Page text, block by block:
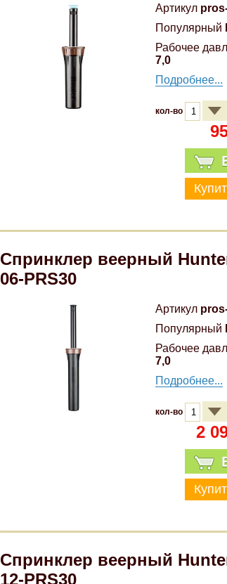
Артикул
Популярный
Рабочее
7,0
Подробнее...
кол-во
Спринклер веерный
06-PRS30
Артикул
Популярный
Рабочее
7,0
Подробнее...
кол-во
2
Спринклер веерный
12-PRS30